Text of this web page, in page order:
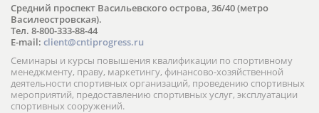
Средний проспект Васильевского острова, 36/40 (метро
Василеостровская).
Тел. 8-800-333-88-44
E-mail: client@cntiprogress.ru
Семинары и курсы повышения квалификации по спортивному
менеджменту, праву, маркетингу, финансово-хозяйственной
деятельности спортивных организаций, проведению спортивных
мероприятий, предоставлению спортивных услуг, эксплуатации
спортивных сооружений.